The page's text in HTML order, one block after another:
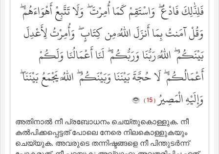
فَلِذَٰلِكَ فَادْعُ ۖ وَاسْتَقِمْ كَمَا أُمِرْتَ ۖ وَلَا تَتَّبِعْ أَهْوَاءَهُمْ ۖ
وَقُلْ آمَنتُ بِمَا أَنزَلَ اللَّهُ مِن كِتَابٍ ۖ وَأُمِرْتُ لِأَعْدِلَ
بَيْنَكُمُ ۖ اللَّهُ رَبُّنَا وَرَبُّكُمْ ۖ لَنَا أَعْمَالُنَا وَلَكُمْ
أَعْمَالُكُمْ ۖ لَا حُجَّةَ بَيْنَنَا وَبَيْنَكُمُ ۖ اللَّهُ يَجْمَعُ بَيْنَنَا ۖ
وَإِلَيْهِ الْمَصِيرُ( 15 )
അതിനാല്‍ നീ പ്രബോധനം ചെയ്തുകൊള്ളുക. നീ
കല്‍പിക്കപ്പെട്ടത് പോലെ നേരെ നിലകൊള്ളുകയും
ചെയ്യുക. അവരുടെ തന്നിഷ്ടങ്ങളെ നീ പിന്തുടര്‍ന്ന്